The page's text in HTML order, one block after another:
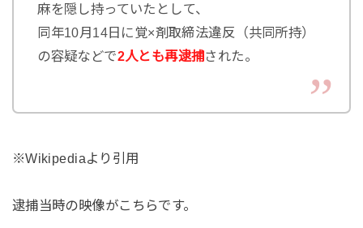
麻を隠し持っていたとして、
同年10月14日に覚×剤取締法違反（共同所持）
の容疑などで2人とも再逮捕された。
※Wikipediaより引用
逮捕当時の映像がこちらです。